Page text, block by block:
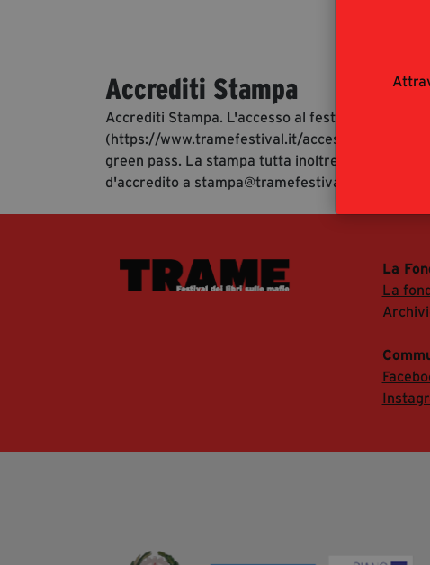
Accrediti Stampa
Accrediti Stampa. L'accesso al festival ai
(https://www.tramefestival.it/accesso-eventi) :
green pass. La stampa tutta inoltre è invitata ad
d'accredito a stampa@tramefestival.it al fine di
La
La